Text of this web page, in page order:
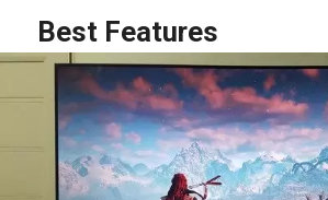
Best Features